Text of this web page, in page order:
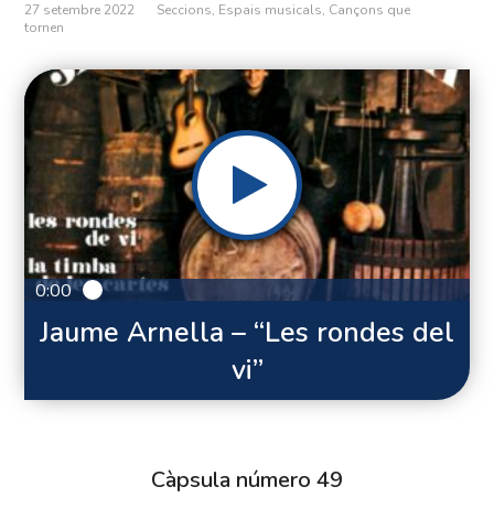
27 setembre 2022 Seccions, Espais musicals, Cançons que
tornen
0:00
Jaume Arnella – “Les rondes del
vi”
Càpsula número 49